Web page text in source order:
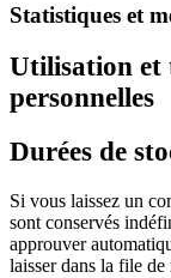
Statistiques et
Utilisation et
personnelles
Durées de
Si vous laissez un
sont conservés
approuver
laisser dans la file de